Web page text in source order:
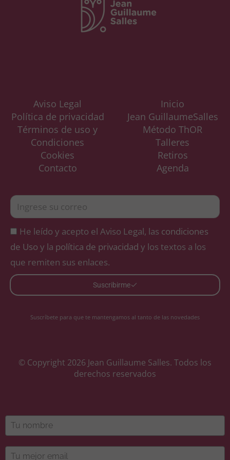
Aviso Legal
Política de privacidad
Términos de uso y
Condiciones
Cookies
Contacto
Inicio
Jean GuillaumeSalles
Método ThOR
Talleres
Retiros
Agenda
He leído y acepto el Aviso Legal, las condiciones
de Uso y la política de privacidad y los textos a los
que remiten sus enlaces.
Suscribirme
Suscríbete para que te mantengamos al tanto de las novedades
© Copyright 2026 Jean Guillaume Salles. Todos los
derechos reservados